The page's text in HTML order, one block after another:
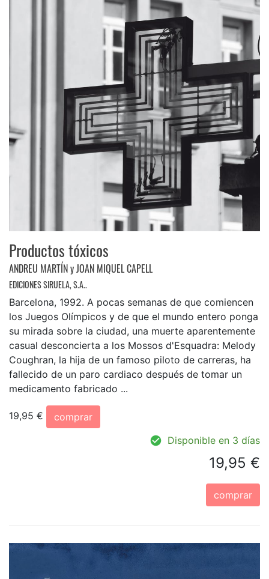
Productos tóxicos
ANDREU MARTÍN y JOAN MIQUEL CAPELL
EDICIONES SIRUELA, S.A..
Barcelona, 1992. A pocas semanas de que comiencen
los Juegos Olímpicos y de que el mundo entero ponga
su mirada sobre la ciudad, una muerte aparentemente
casual desconcierta a los Mossos d'Esquadra: Melody
Coughran, la hija de un famoso piloto de carreras, ha
fallecido de un paro cardiaco después de tomar un
medicamento fabricado ...
19,95 €
comprar
Disponible en 3 días
19,95 €
comprar